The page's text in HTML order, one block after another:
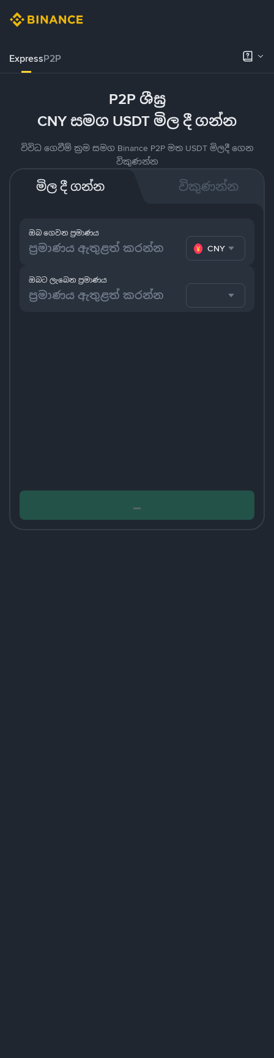
ExpressP2P
P2P ශීඝ්‍ර
CNY සමග USDT මිල දී ගන්න
විවිධ ගෙවීම් ක්‍රම සමග Binance P2P මත USDT මිලදී ගෙන
විකුණන්න
මිල දී ගන්න විකුණන්න
ඔබ ගෙවන ප්‍රමාණය
CNY
ඔබට ලැබෙන ප්‍රමාණය